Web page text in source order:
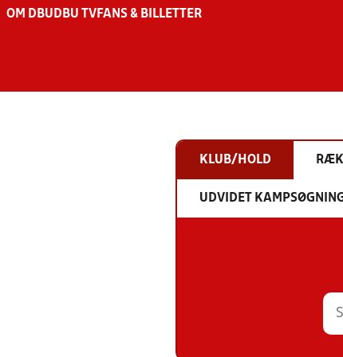
OM DBU DBU TV FANS & BILLETTER
KLUB/HOLD
UDVIDET